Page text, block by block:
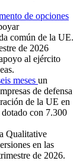
de opciones
común de la UE.
de 2026
al ejército
meses un
de defensa
de la UE en
dotado con 7.300
Qualitative
en las
de 2026.